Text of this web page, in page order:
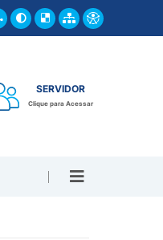
SERVIDOR
Clique para Acessar